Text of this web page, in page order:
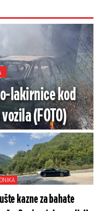
lakirnice kod
(FOTO)
kazne za bahate